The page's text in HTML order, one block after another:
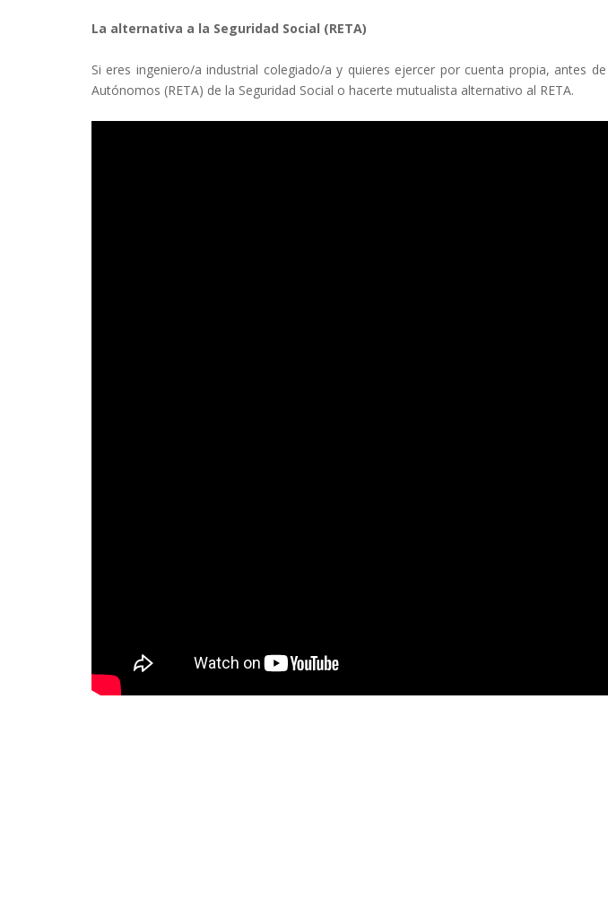
La alternativa a la Seguridad Social (RETA)
Si eres ingeniero/a industrial colegiado/a y quieres ejercer por cuenta propia, antes
Autónomos (RETA) de la Seguridad Social o hacerte mutualista alternativo al RETA.